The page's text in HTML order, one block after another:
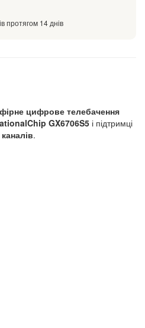
протягом 14 днів
цифрове телебачення
GX6706S5 і підтримці
.